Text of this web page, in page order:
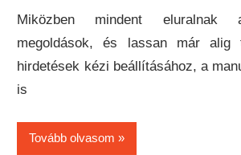
Miközben mindent eluralnak
megoldások, és lassan már alig
hirdetések kézi beállításához, a
is
Tovább olvasom